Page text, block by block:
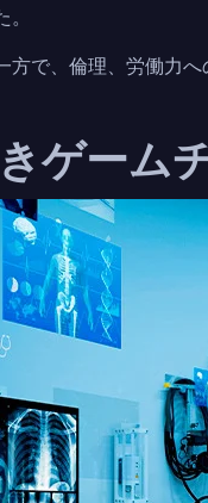
方で、倫理、労働力
ゲーム